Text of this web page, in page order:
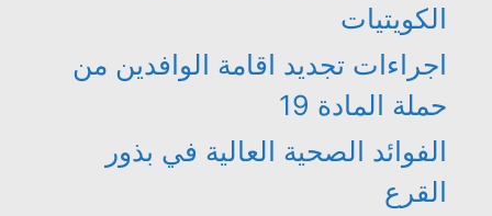
الكويتيات
اجراءات تجديد اقامة الوافدين من
حملة المادة 19
الفوائد الصحية العالية في بذور
القرع